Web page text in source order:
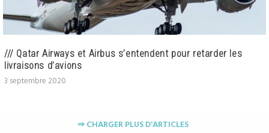
/// Qatar Airways et Airbus s’entendent pour retarder les
livraisons d’avions
3 septembre 2020
⇒ CHARGER PLUS D'ARTICLES